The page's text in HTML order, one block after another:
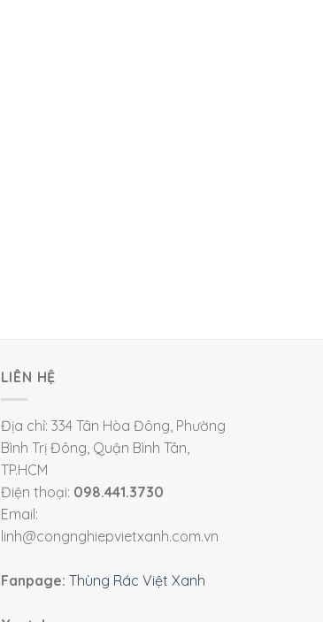
LIÊN HỆ
Địa chỉ: 334 Tân Hòa Đông, Phường
Bình Trị Đông, Quận Bình Tân,
TP.HCM
Điện thoại: 098.441.3730
Email:
linh@congnghiepvietxanh.com.vn
Fanpage: Thùng Rác Việt Xanh